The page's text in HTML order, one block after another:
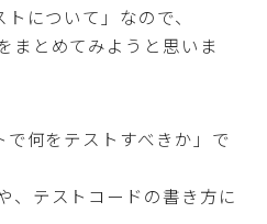
について」なので、
まとめてみようと思いま
何をテストすべきか」で
、テストコードの書き方に